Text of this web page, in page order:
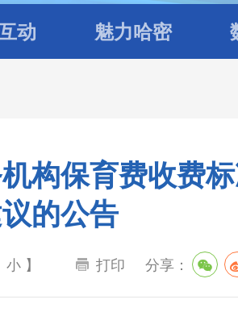
动 魅力哈密
构保育费收费
的公告
小 】 打印 分享：